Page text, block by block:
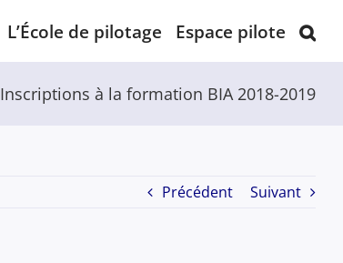
L’École de pilotage Espace pilote
Inscriptions à la formation BIA 2018-2019
Précédent Suivant